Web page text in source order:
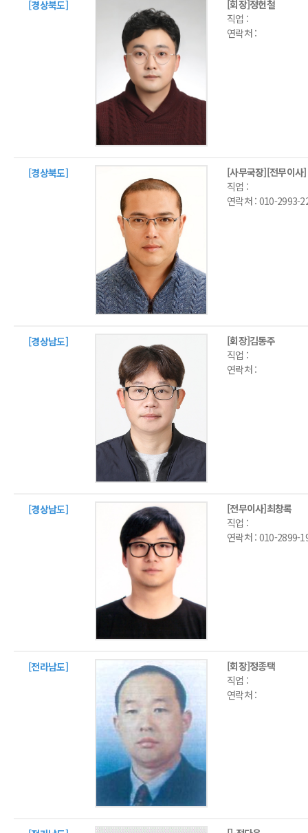
[경상북도]
[회장]정헌철
직업 :
연락처 :
[경상북도]
[사무국장][전무이사
직업 :
연락처 : 010-2993-
[경상남도]
[회장]김동주
직업 :
연락처 :
[경상남도]
[전무이사]최창록
직업 :
연락처 : 010-2899-
[전라남도]
[회장]정종택
직업 :
연락처 :